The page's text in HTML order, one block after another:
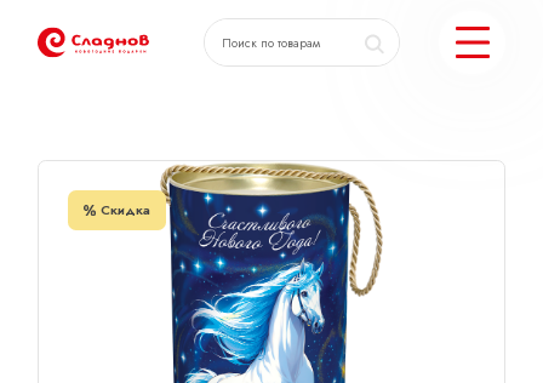
КАТАЛОГ ПОДАРКОВ
МОЖЕМ ЕЩЕ
ПОДОБРАТЬ ПОДАРКИ
ДОСТАВКА И ОПЛАТА
Каталог Туба «Волшебная ночь»
Скидка